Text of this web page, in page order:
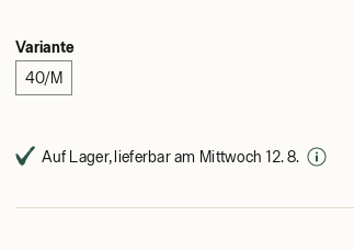
Variante
40/M
Auf Lager, lieferbar am Mittwoch 12. 8.